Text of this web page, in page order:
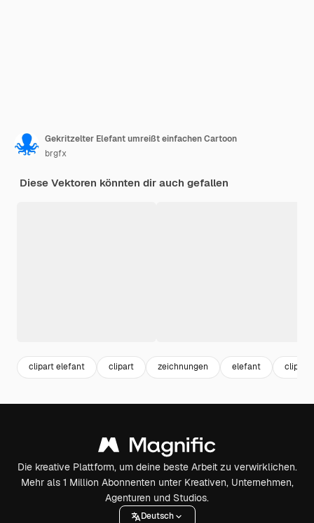
Gekritzelter Elefant umreißt einfachen Cartoon
brgfx
Diese Vektoren könnten dir auch gefallen
clipart elefant clipart zeichnungen elefant clipart
Die kreative Plattform, um deine beste Arbeit zu verwirklichen.
Mehr als 1 Million Abonnenten unter Kreativen, Unternehmen,
Agenturen und Studios.
Deutsch